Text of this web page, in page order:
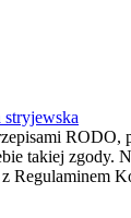
stryjewska
takiej
Regulaminem